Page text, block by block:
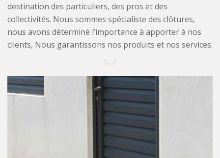
destination des particuliers, des pros et des
collectivités. Nous sommes spécialiste des clôtures,
nous avons déterminé l’importance à apporter à nos
clients, Nous garantissons nos produits et nos services.